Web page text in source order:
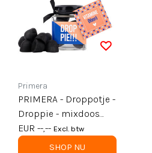
Primera
PRIMERA - Droppotje -
Droppie - mixdoos
kaartjes variant A - per
12
EUR --,-- Excl. btw
SHOP NU